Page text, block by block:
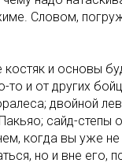
Словом,
и основы
то и от других
двойной
сайд-степы
когда вы уже не
но и вне его,